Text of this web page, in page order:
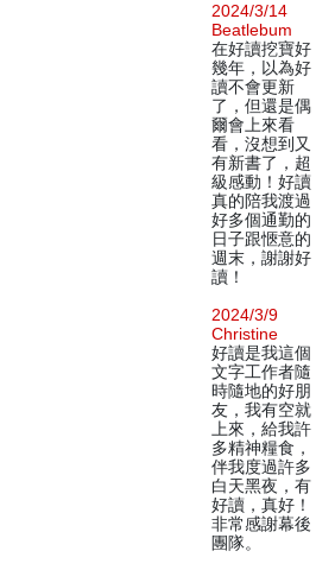
2024/3/14
Beatlebum
在好讀挖寶好
幾年，以為好
讀不會更新
了，但還是偶
爾會上來看
看，沒想到又
有新書了，超
級感動！好讀
真的陪我渡過
好多個通勤的
日子跟愜意的
週末，謝謝好
讀！
2024/3/9
Christine
好讀是我這個
文字工作者隨
時隨地的好朋
友，我有空就
上來，給我許
多精神糧食，
伴我度過許多
白天黑夜，有
好讀，真好！
非常感謝幕後
團隊。